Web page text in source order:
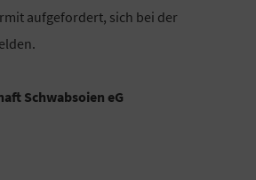
aufgefordert, sich bei der
Schwabsoien eG